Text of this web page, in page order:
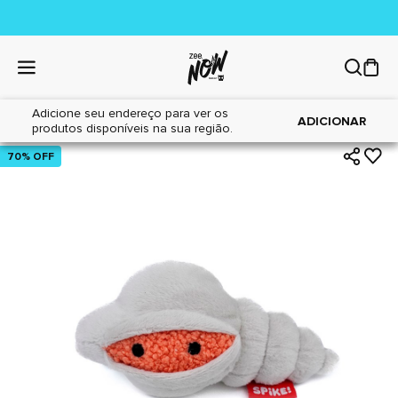
Adicione seu endereço para ver os
produtos disponíveis na sua região.
ADICIONAR
Home|Cães|Brinquedos
70% OFF